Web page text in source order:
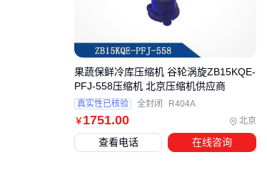
￥ 1751.00 北京
果蔬保鲜冷库压缩机 谷轮涡旋ZB15KQE-
PFJ-558压缩机 北京压缩机供应商
真实性已核验 全封闭 R404A
查看电话 在线咨询